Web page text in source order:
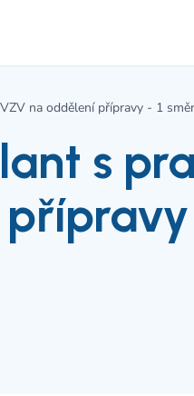
na oddělení přípravy - 1
s